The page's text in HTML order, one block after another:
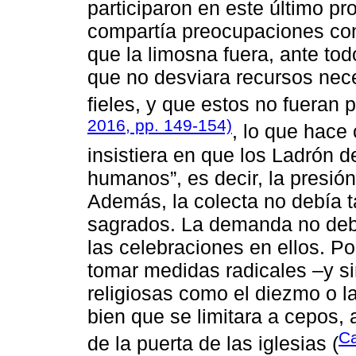
participaron en este último
compartía preocupaciones
que la limosna fuera, ante
que no desviara recursos
fieles, y que estos no fueran
2016, pp. 149-154), lo que hace
insistiera en que los Ladrón
humanos”, es decir, la
Además, la colecta no debía
sagrados. La demanda no
las celebraciones en ellos.
tomar medidas radicales –y
religiosas como el diezmo o
bien que se limitara a cepos,
de la puerta de las iglesias (